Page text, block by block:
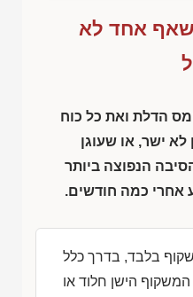
אחד לא
הדלת ואת כל כוח
ישר, או שעוגן
הנפוצה ביותר
אחרי כמה חודשים.
בלבד, בדרך כלל
הישן חלוד או